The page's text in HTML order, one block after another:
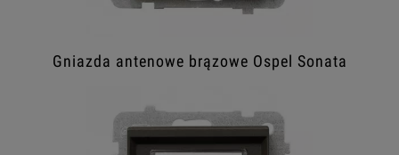
Gniazda antenowe brązowe Ospel Sonata